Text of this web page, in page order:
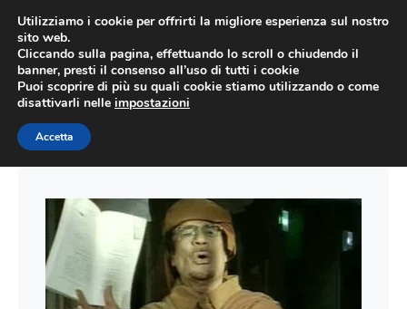
contenuto
Gheddafi
Utilizziamo i cookie per offrirti la migliore esperienza sul nostro
sito web.
Cliccando sulla pagina, effettuando lo scroll o chiudendo il
banner, presti il consenso all’uso di tutti i cookie
Puoi scoprire di più su quali cookie stiamo utilizzando o come
disattivarli nelle impostazioni
Accetta